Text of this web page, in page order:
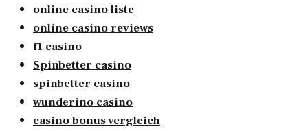
online casino liste
online casino reviews
f1 casino
Spinbetter casino
spinbetter casino
wunderino casino
casino bonus vergleich